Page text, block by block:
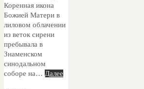
Коренная икона
Божией Матери в
лиловом облачении
из веток сирени
пребывала в
Знаменском
синодальном
соборе на… Далее